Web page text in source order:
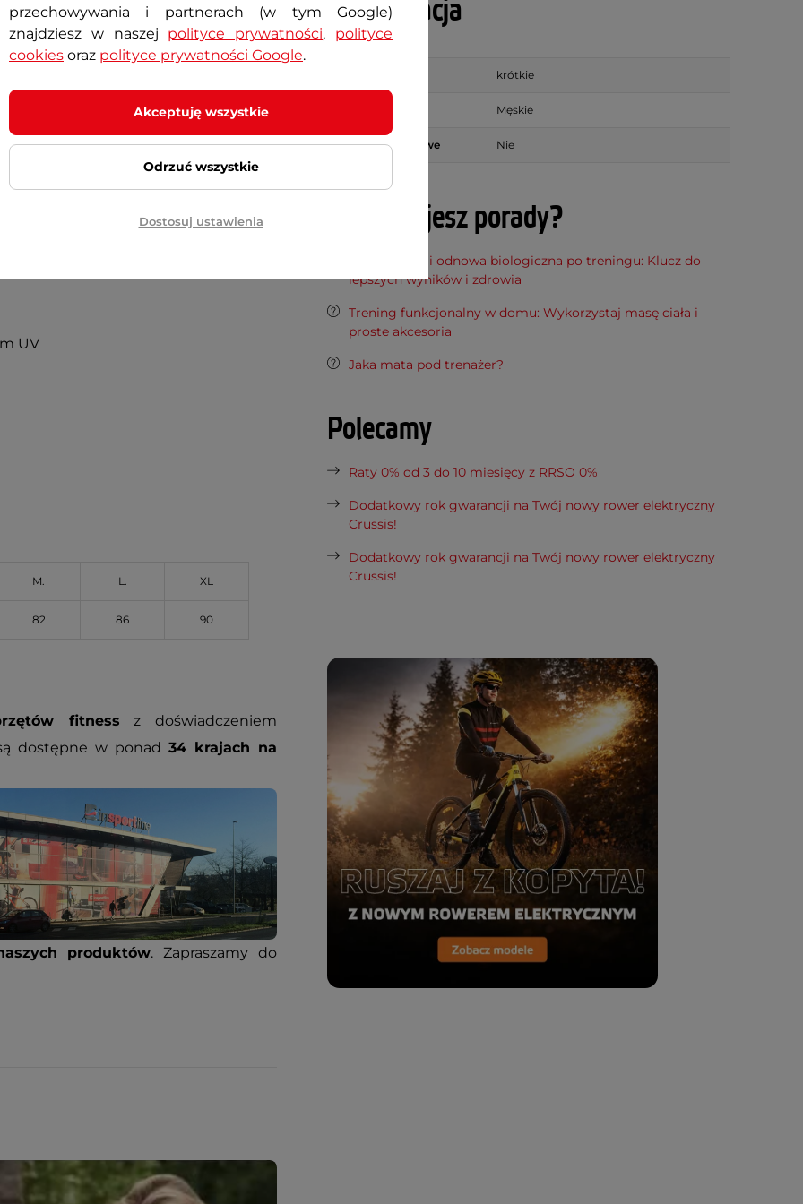
shorty przeznaczone
z wygodnego,
technologii UPF50+, gwarantują
co sprawdzi się zwłaszcza podczas
Ze względu na te cechy oraz
to doskonały model,
i do noszenia na co dzień.
UV
M. L. XL
82 86 90
fitness z doświadczeniem
dostępne w ponad 34 krajach na
produktów. Zapraszamy do
Specyfikacja
krótkie
Męskie
Nogawki uciskowe Nie
Potrzebujesz porady?
Regeneracja i odnowa biologiczna po treningu: Klucz do
lepszych wyników i zdrowia
Trening funkcjonalny w domu: Wykorzystaj masę ciała i
proste akcesoria
Jaka mata pod trenażer?
Polecamy
Raty 0% od 3 do 10 miesięcy z RRSO 0%
Dodatkowy rok gwarancji na Twój nowy rower elektryczny
Crussis!
Dodatkowy rok gwarancji na Twój nowy rower elektryczny
Crussis!
przechowywania i partnerach (w tym Google)
znajdziesz w naszej polityce prywatności, polityce
cookies oraz polityce prywatności Google.
Akceptuję wszystkie
Odrzuć wszystkie
Dostosuj ustawienia